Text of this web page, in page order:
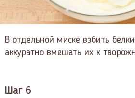
В отдельной миске взбить
аккуратно вмешать их к
Шаг 6